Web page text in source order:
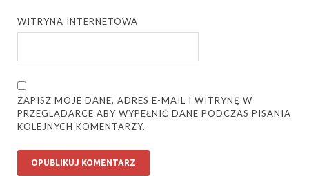
WITRYNA INTERNETOWA
ZAPISZ MOJE DANE, ADRES E-MAIL I WITRYNĘ W
PRZEGLĄDARCE ABY WYPEŁNIĆ DANE PODCZAS PISANIA
KOLEJNYCH KOMENTARZY.